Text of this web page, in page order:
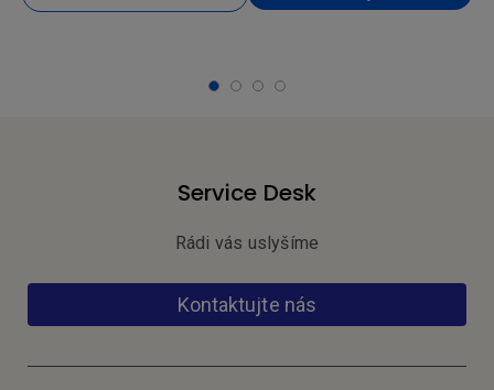
Service Desk
Rádi vás uslyšíme
Kontaktujte nás